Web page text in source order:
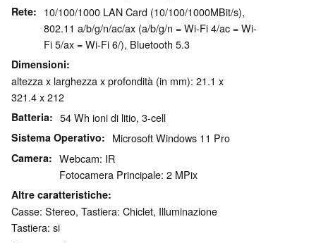
Rete
10/100/1000 LAN Card (10/100/1000MBit/s),
802.11 a/b/g/n/ac/ax (a/b/g/n = Wi-Fi 4/ac = Wi-
Fi 5/ax = Wi-Fi 6/), Bluetooth 5.3
Dimensioni
altezza x larghezza x profondità (in mm): 21.1 x
321.4 x 212
Batteria 54 Wh ioni di litio, 3-cell
Sistema Operativo Microsoft Windows 11 Pro
Camera
Webcam: IR
Fotocamera Principale: 2 MPix
Altre caratteristiche
Casse: Stereo, Tastiera: Chiclet, Illuminazione
Tastiera: si